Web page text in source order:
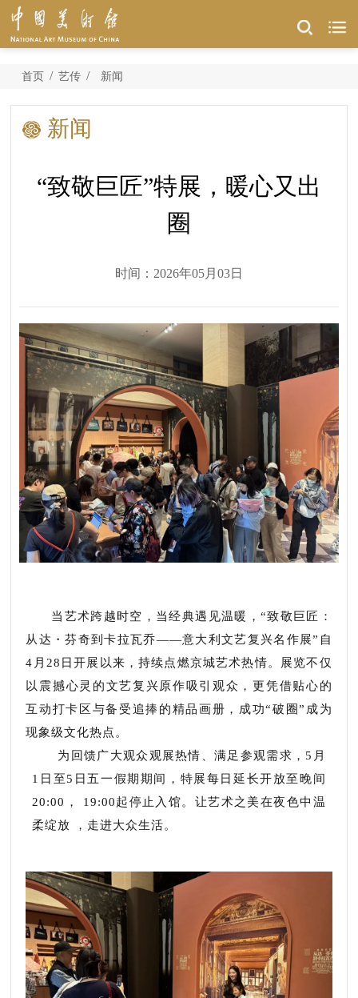
首页 / 艺传 / 新闻
新闻
“致敬巨匠”特展，暖心又出
圈
时间：2026年05月03日
当艺术跨越时空，当经典遇见温暖，“致敬巨匠：
从达・芬奇到卡拉瓦乔——意大利文艺复兴名作展”自
4月28日开展以来，持续点燃京城艺术热情。展览不仅
以震撼心灵的文艺复兴原作吸引观众，更凭借贴心的
互动打卡区与备受追捧的精品画册，成功“破圈”成为
现象级文化热点。
为回馈广大观众观展热情、满足参观需求，5月
1日至5日五一假期期间，特展每日延长开放至晚间
20:00， 19:00起停止入馆。让艺术之美在夜色中温
柔绽放 ，走进大众生活。